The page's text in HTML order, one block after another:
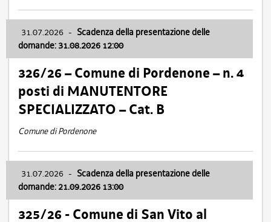
31.07.2026 - Scadenza della presentazione delle
domande: 31.08.2026 12:00
326/26 – Comune di Pordenone – n. 4
posti di MANUTENTORE
SPECIALIZZATO – Cat. B
Comune di Pordenone
31.07.2026 - Scadenza della presentazione delle
domande: 21.09.2026 13:00
325/26 - Comune di San Vito al